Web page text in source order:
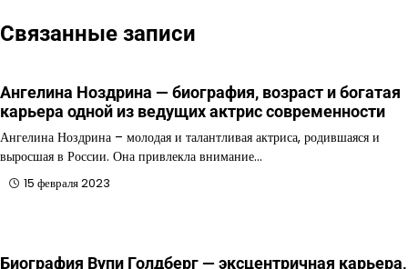
Связанные записи
Ангелина Ноздрина — биография, возраст и богатая
карьера одной из ведущих актрис современности
Ангелина Ноздрина – молодая и талантливая актриса, родившаяся и
выросшая в России. Она привлекла внимание…
15 февраля 2023
Биография Вупи Голдберг — эксцентричная карьера,